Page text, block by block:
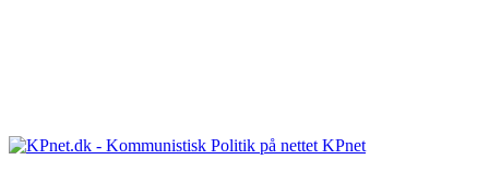
KPnet